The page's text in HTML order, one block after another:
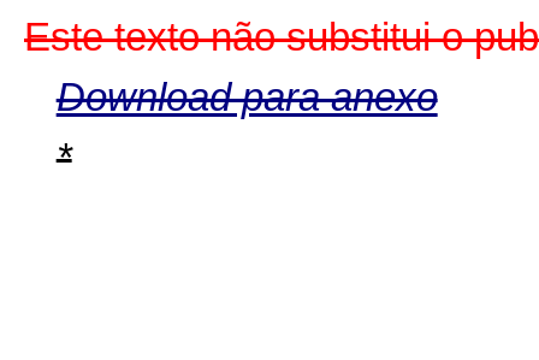
Este texto não substitui o
Download para anexo
*